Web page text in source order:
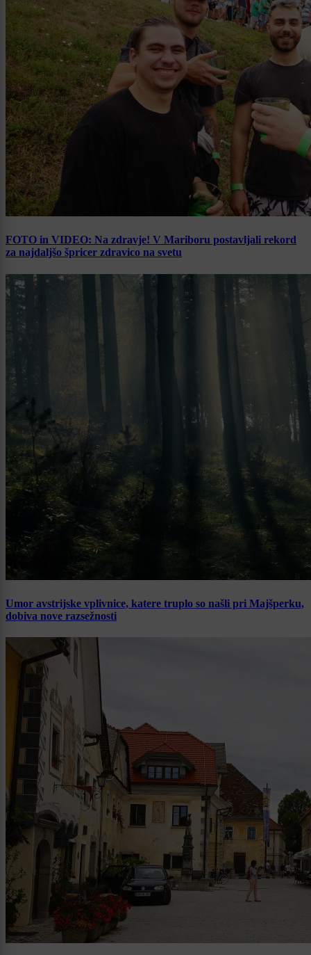
FOTO in VIDEO: Na zdravje! V Mariboru postavljali rekord
za najdaljšo špricer zdravico na svetu
Umor avstrijske vplivnice, katere truplo so našli pri Majšperku,
dobiva nove razsežnosti